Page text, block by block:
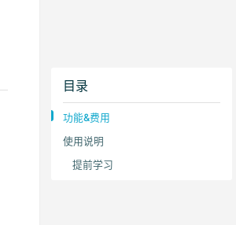
目录
功能&费用
使用说明
提前学习